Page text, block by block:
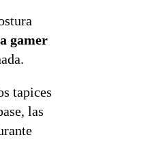
gamer
tapices
las